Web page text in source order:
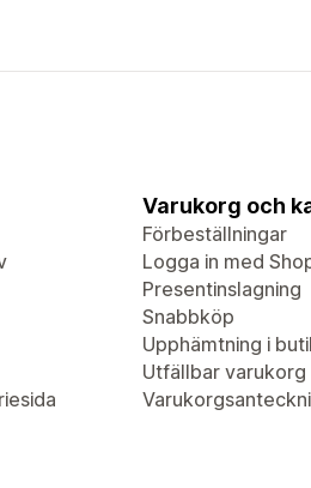
Varukorg och
Förbeställningar
Logga in med
Presentinslagning
Snabbköp
Upphämtning i
Utfällbar varukorg